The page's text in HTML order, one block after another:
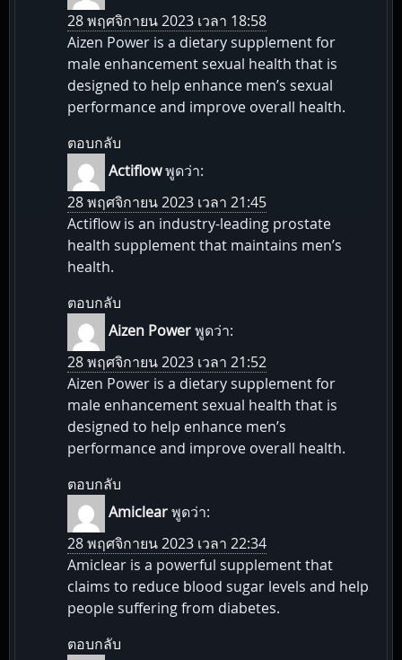
28 พฤศจิกายน 2023 เวลา 18:58
Aizen Power is a dietary supplement for
male enhancement sexual health that is
designed to help enhance men’s sexual
performance and improve overall health.
ตอบกลับ
Actiflowพูดว่า:
28 พฤศจิกายน 2023 เวลา 21:45
Actiflow is an industry-leading prostate
health supplement that maintains men’s
health.
ตอบกลับ
Aizen Powerพูดว่า:
28 พฤศจิกายน 2023 เวลา 21:52
Aizen Power is a dietary supplement for
male enhancement sexual health that is
designed to help enhance men’s
performance and improve overall health.
ตอบกลับ
Amiclearพูดว่า:
28 พฤศจิกายน 2023 เวลา 22:34
Amiclear is a powerful supplement that
claims to reduce blood sugar levels and help
people suffering from diabetes.
ตอบกลับ